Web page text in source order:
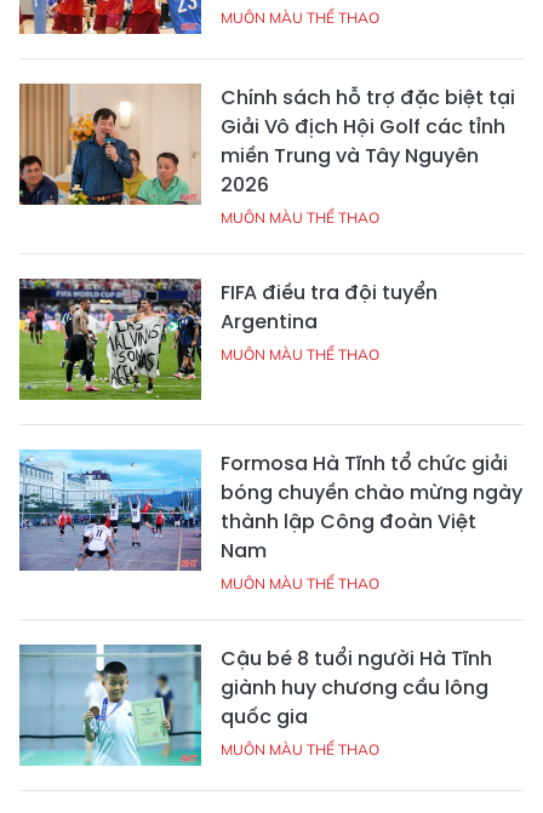
MUÔN MÀU THỂ THAO
Chính sách hỗ trợ đặc biệt tại
Giải Vô địch Hội Golf các tỉnh
miền Trung và Tây Nguyên
2026
MUÔN MÀU THỂ THAO
FIFA điều tra đội tuyển
Argentina
MUÔN MÀU THỂ THAO
Formosa Hà Tĩnh tổ chức giải
bóng chuyền chào mừng ngày
thành lập Công đoàn Việt
Nam
MUÔN MÀU THỂ THAO
Cậu bé 8 tuổi người Hà Tĩnh
giành huy chương cầu lông
quốc gia
MUÔN MÀU THỂ THAO